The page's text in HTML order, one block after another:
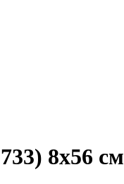
8x56 см